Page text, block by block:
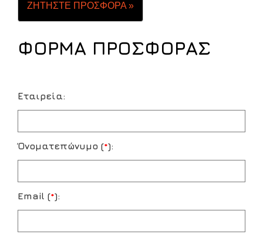
ΖΗΤΗΣΤΕ ΠΡΟΣΦΟΡΑ »
ΦΟΡΜΑ ΠΡΟΣΦΟΡΑΣ
Εταιρεία:
Όνοματεπώνυμο (*):
Email (*):